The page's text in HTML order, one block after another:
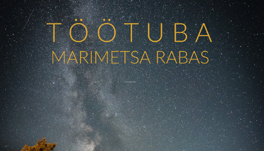
TÖÖTUBA MARIMETSA RABAS